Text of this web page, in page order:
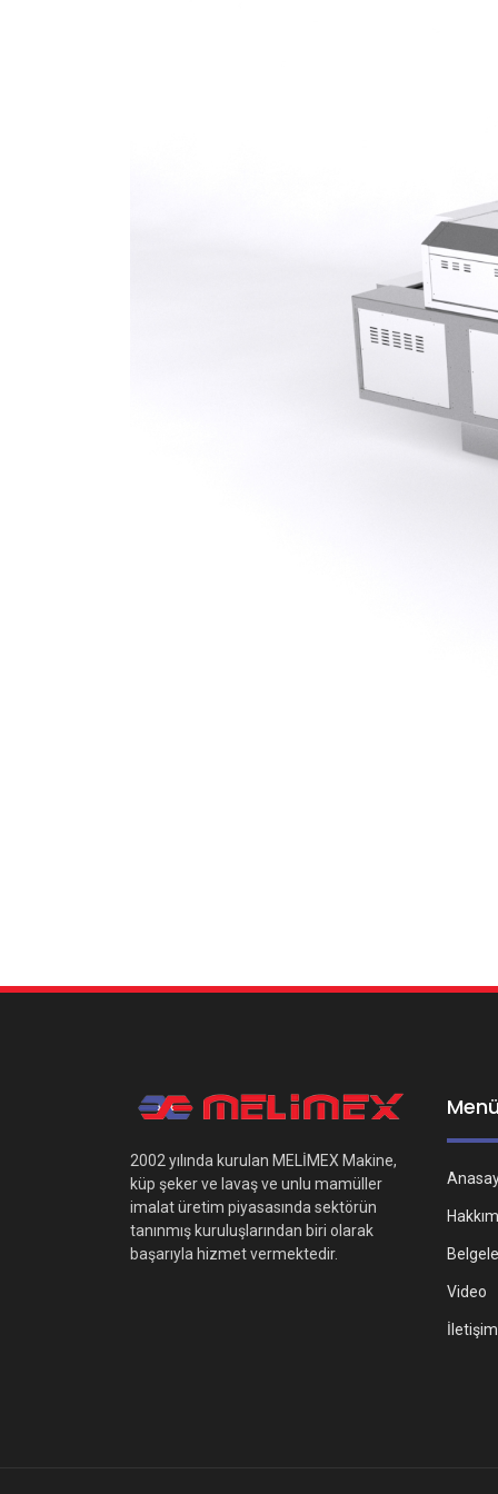
2002 yılında kurulan MELİMEX Makine,
küp şeker ve lavaş ve unlu mamüller
imalat üretim piyasasında sektörün
tanınmış kuruluşlarından biri olarak
başarıyla hizmet vermektedir.
Video
İletişim